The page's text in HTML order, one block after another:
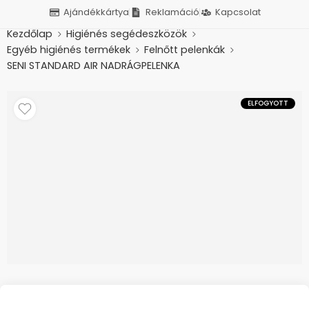
Ajándékkártya Reklamáció Kapcsolat
Kezdőlap
Higiénés segédeszközök
Egyéb higiénés termékek
Felnőtt pelenkák
SENI STANDARD AIR NADRÁGPELENKA
ELFOGYOTT